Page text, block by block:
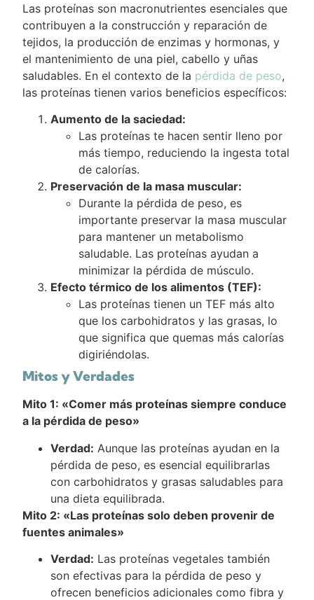
Las proteínas son macronutrientes esenciales que
contribuyen a la construcción y reparación de
tejidos, la producción de enzimas y hormonas, y
el mantenimiento de una piel, cabello y uñas
saludables. En el contexto de la pérdida de peso,
las proteínas tienen varios beneficios específicos:
Aumento de la saciedad:
Las proteínas te hacen sentir lleno por
más tiempo, reduciendo la ingesta total
de calorías.
Preservación de la masa muscular:
Durante la pérdida de peso, es
importante preservar la masa muscular
para mantener un metabolismo
saludable. Las proteínas ayudan a
minimizar la pérdida de músculo.
Efecto térmico de los alimentos (TEF):
Las proteínas tienen un TEF más alto
que los carbohidratos y las grasas, lo
que significa que quemas más calorías
digiriéndolas.
Mitos y Verdades
Mito 1: «Comer más proteínas siempre conduce
a la pérdida de peso»
Verdad: Aunque las proteínas ayudan en la
pérdida de peso, es esencial equilibrarlas
con carbohidratos y grasas saludables para
una dieta equilibrada.
Mito 2: «Las proteínas solo deben provenir de
fuentes animales»
Verdad: Las proteínas vegetales también
son efectivas para la pérdida de peso y
ofrecen beneficios adicionales como fibra y